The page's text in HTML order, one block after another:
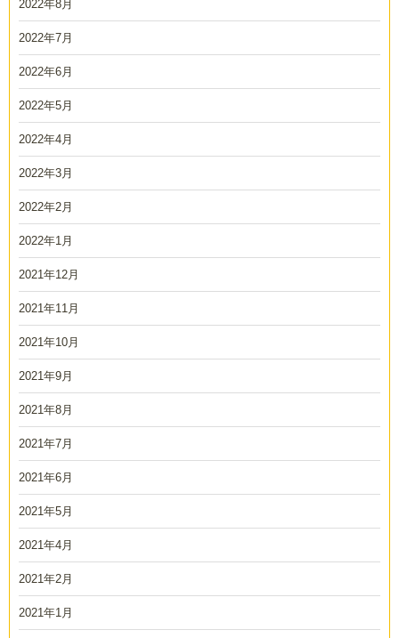
2022年8月
2022年7月
2022年6月
2022年5月
2022年4月
2022年3月
2022年2月
2022年1月
2021年12月
2021年11月
2021年10月
2021年9月
2021年8月
2021年7月
2021年6月
2021年5月
2021年4月
2021年2月
2021年1月